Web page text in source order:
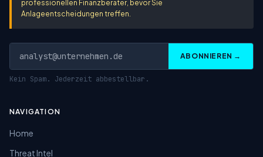
professionellen Finanzberater, bevor Sie
Anlageentscheidungen treffen.
ABONNIEREN →
Kein Spam. Jederzeit abbestellbar.
NAVIGATION
Home
Threat Intel